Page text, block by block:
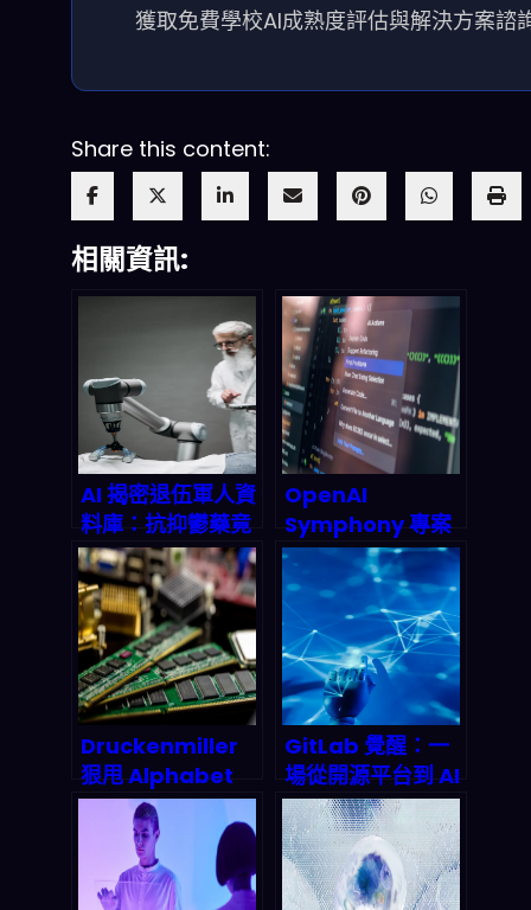
獲取免費學校AI成熟度評估與解決方案諮
Share this content:
相關資訊:
AI 揭密退伍軍人資
料庫：抗抑鬱藥竟
能對抗漸凍人症？
OpenAI
Symphony 專案
深度拆解：自治編
碼代理如何改寫
2026 後的軟體開
發遊戲規則
Druckenmiller
狠甩 Alphabet
轉押記憶體三雄：
AI 超級循環下的存
儲硬體大逃殺與兆
元機遇
GitLab 覺醒：一
場從開源平台到 AI
代理軍團的豪賭，
2027 年市值將翻
倍？